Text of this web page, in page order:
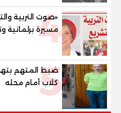
4
«صوت التربية
مسيرة برلمانية
القوانين وصناعة
5
ضبط المتهم
كلاب أمام محله